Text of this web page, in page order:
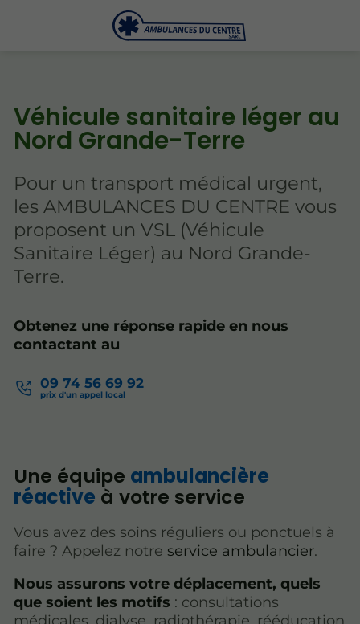
Véhicule sanitaire léger au
Nord Grande-Terre
Pour un transport médical urgent,
les AMBULANCES DU CENTRE vous
proposent un VSL (Véhicule
Sanitaire Léger) au Nord Grande-
Terre.
Obtenez une réponse rapide en nous
contactant au
09 74 56 69 92
Une équipe ambulancière
réactive à votre service
Vous avez des soins réguliers ou ponctuels à
faire ? Appelez notre service ambulancier.
Nous assurons votre déplacement, quels
que soient les motifs : consultations